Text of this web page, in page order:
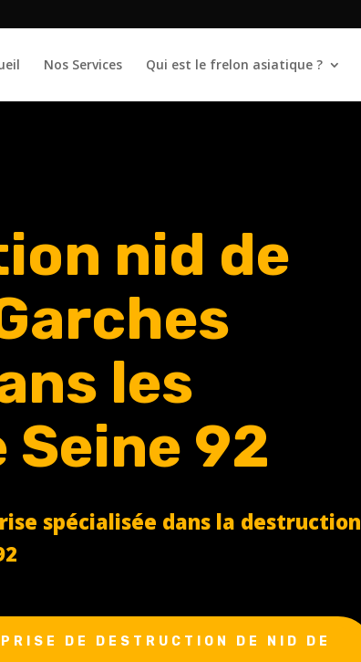
Nos Services Qui est le frelon asiatique ?
nid de
les
Seine 92
spécialisée dans la destruction
DE DESTRUCTION DE NID DE